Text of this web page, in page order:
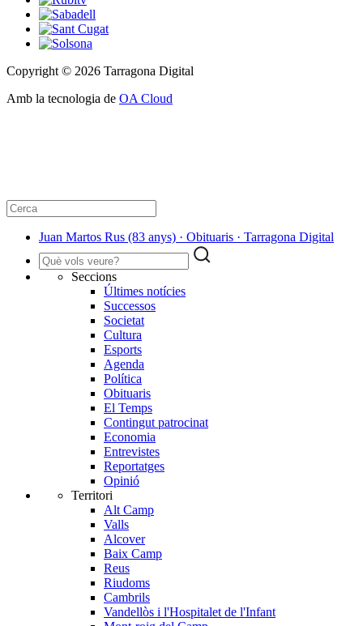
Copyright © 2026 Tarragona Digital
Amb la tecnologia de OA Cloud
Juan Martos Rus (83 anys) · Obituaris · Tarragona Digital
Seccions
Últimes notícies
Successos
Societat
Cultura
Esports
Agenda
Política
Obituaris
El Temps
Contingut patrocinat
Economia
Entrevistes
Reportatges
Opinió
Territori
Alt Camp
Valls
Alcover
Baix Camp
Reus
Riudoms
Cambrils
Vandellòs i l'Hospitalet de l'Infant